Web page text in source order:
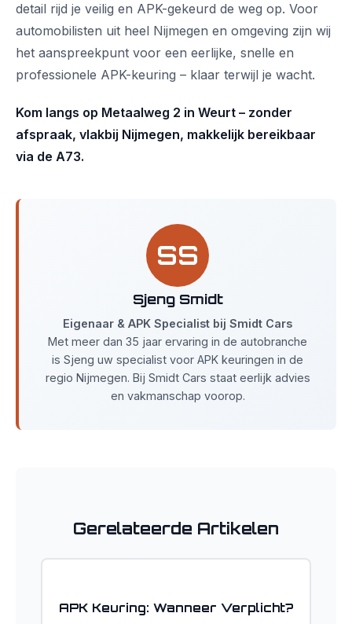
detail rijd je veilig en APK-gekeurd de weg op. Voor
automobilisten uit heel Nijmegen en omgeving zijn wij
het aanspreekpunt voor een eerlijke, snelle en
professionele APK-keuring – klaar terwijl je wacht.
Kom langs op Metaalweg 2 in Weurt – zonder
afspraak, vlakbij Nijmegen, makkelijk bereikbaar
via de A73.
SS
Sjeng Smidt
Eigenaar & APK Specialist bij Smidt Cars
Met meer dan 35 jaar ervaring in de autobranche
is Sjeng uw specialist voor APK keuringen in de
regio Nijmegen. Bij Smidt Cars staat eerlijk advies
en vakmanschap voorop.
Gerelateerde Artikelen
APK Keuring: Wanneer Verplicht?